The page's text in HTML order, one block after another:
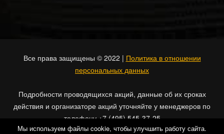
Все права защищены © 2022 | Политика в отношении
персональных данных
Подробности проводящихся акций, данные об их сроках
действия и организаторе акций уточняйте у менеджеров по
телефону +7 (495) 545-37-25
Мы используем файлы cookie, чтобы улучшить работу сайта.